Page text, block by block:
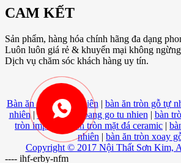
CAM KẾT
Sản phẩm, hàng hóa chính hãng đa dạng
Luôn luôn giá rẻ & khuyến mại không
Dịch vụ chăm sóc khách hàng uy tín.
Bàn ăn tròn gỗ tự nhiên | bàn ăn tròn gỗ tự
nhiên|ban an tron bang go tu nhien | bàn
tròn imperial
bàn tròn mặt đá ceramic |
nhiên | bàn ăn tròn xoay
Copyright © 2017 Nội Thất Sơn Kim,
---- ihf-erby-nfm